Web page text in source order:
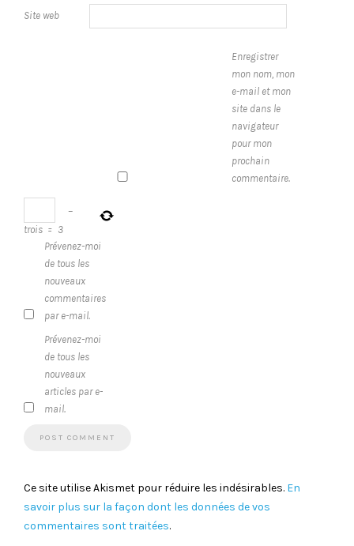
Site web
Enregistrer
mon nom, mon
e-mail et mon
site dans le
navigateur
pour mon
prochain
commentaire.
−
trois = 3
Prévenez-moi
de tous les
nouveaux
commentaires
par e-mail.
Prévenez-moi
de tous les
nouveaux
articles par e-
mail.
Ce site utilise Akismet pour réduire les indésirables. En
savoir plus sur la façon dont les données de vos
commentaires sont traitées.